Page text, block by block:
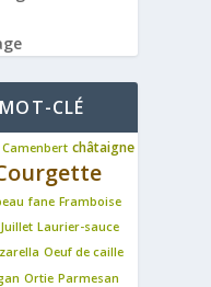
CLÉ
Camenbert châtaigne
fane Framboise
Juillet Laurier-sauce
Oeuf de caille
Ortie Parmesan